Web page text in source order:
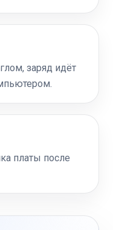
заряд идёт
платы после